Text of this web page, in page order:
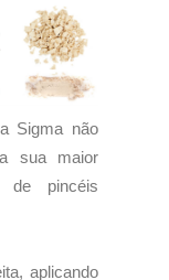
Sigma não
sua maior
de pincéis
aplicando